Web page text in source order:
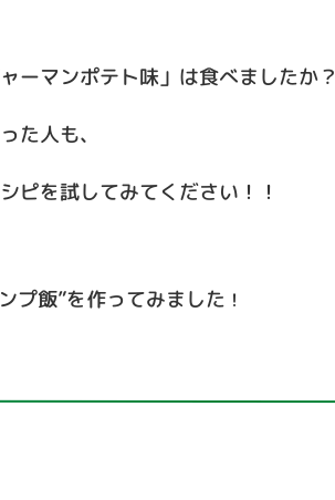
ーマンポテト味」は食べましたか？
た人も、
ピを試してみてください！！
プ飯”を作ってみました ！